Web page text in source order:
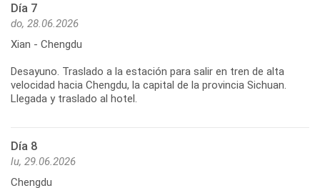
Día 7
do, 28.06.2026
Xian - Chengdu
Desayuno. Traslado a la estación para salir en tren de alta
velocidad hacia Chengdu, la capital de la provincia Sichuan.
Día 8
lu, 29.06.2026
Chengdu